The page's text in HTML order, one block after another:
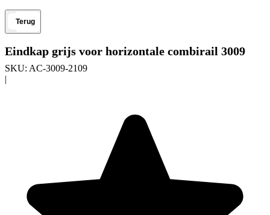
Terug
Eindkap grijs voor horizontale combirail 3009
SKU: AC-3009-2109
|